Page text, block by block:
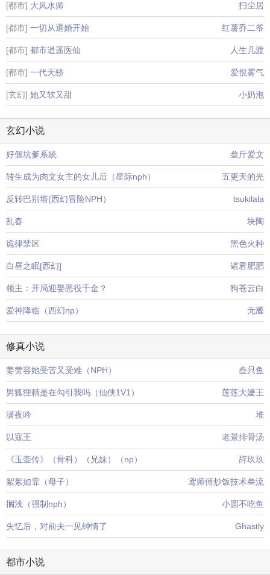
[都市] 大风水师 扫尘居
[都市] 一切从退婚开始 红薯乔二爷
[都市] 都市逍遥医仙 人生几渡
[都市] 一代天骄 爱恨雾气
[玄幻] 她又软又甜 小奶泡
玄幻小说
好個坑爹系統 叁斤爱文
转生成为肉文女主的女儿后（星际nph） 五更天的光
反转巴别塔(西幻冒险NPH） tsukilala
乱春 块陶
诡律禁区 黑色火种
白昼之眠[西幻] 诸君肥肥
领主：开局迎娶恶役千金？ 狗苍云白
爱神降临（西幻np） 无餍
修真小说
姜赞容她受苦又受难（NPH） 叁只鱼
男狐狸精是在勾引我吗（仙侠1V1） 莲莲大嬷王
潇夜吟 堆
以寇王 老景排骨汤
《玉壶传》（骨科）（兄妹）（np） 辞玖玖
絮絮如霏（母子） 鸢师傅炒饭技术叁流
搁浅（强制nph） 小圆不吃鱼
失忆后，对前夫一见钟情了 Ghastly
都市小说